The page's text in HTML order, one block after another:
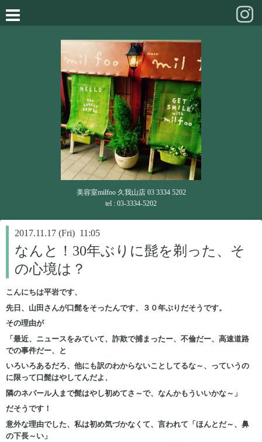
美容室milfoo 久我山店 03 3334 5202
tel : 03-3334-5202
2017.11.17 (Fri) 11:05
なんと！30年ぶりに髭を剃った、そ
の心境は？
こんにちは平岩です、
先日、山田さんが口髭をそったんです、３０年ぶりだそうです。
その理由が
「最近、ニュースをみていて、詐欺で捕まったー、不倫だー、高速道路
での事件だー、と
いろいろあるだろ、他にも訳のわからないことしてるな～、っていうの
に限って口髭はやしてんだよ、
隣のネパール人まで髭はやし初めてさ～で、なんかもういいかな～」
だそうです！
意外な理由でした、私は初め気づかなくて、言われて「ほんとだ～、鼻
の下長～い」